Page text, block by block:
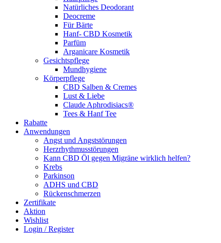
Natürliches Deodorant
Deocreme
Für Bärte
Hanf- CBD Kosmetik
Parfüm
Arganicare Kosmetik
Gesichtspflege
Mundhygiene
Körperpflege
CBD Salben & Cremes
Lust & Liebe
Claude Aphrodisiacs®
Tees & Hanf Tee
Rabatte
Anwendungen
Angst und Angststörungen
Herzrhythmusstörungen
Kann CBD Öl gegen Migräne wirklich helfen?
Krebs
Parkinson
ADHS und CBD
Rückenschmerzen
Zertifikate
Aktion
Wishlist
Login / Register